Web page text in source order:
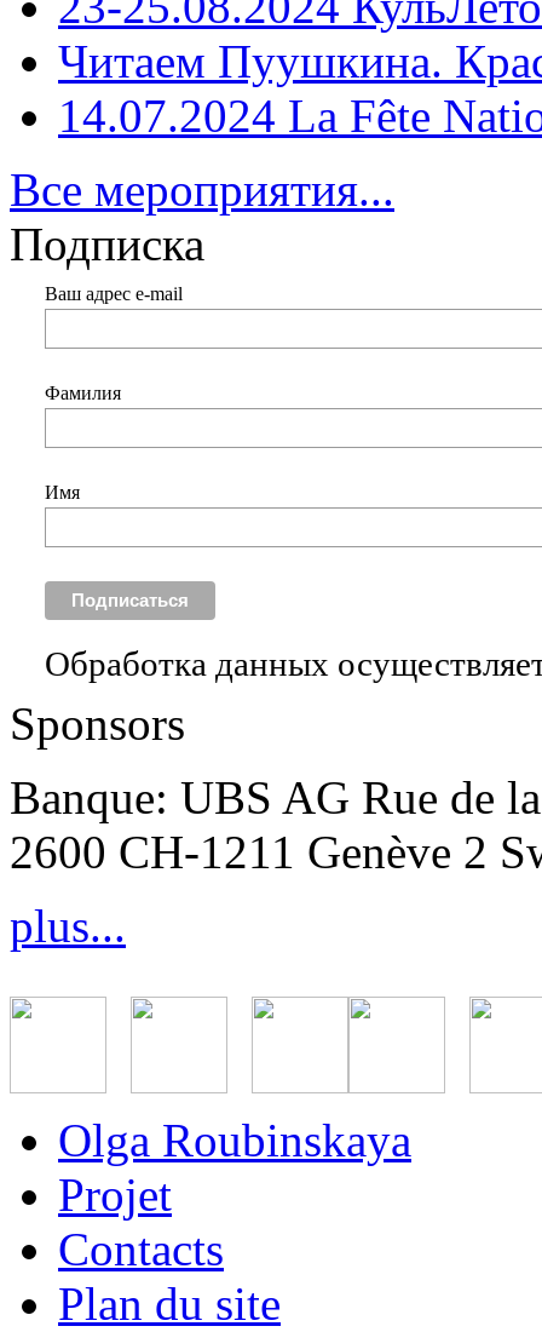
Читаем Пуушкина.
14.07.2024 La Fête
Все мероприятия...
Подписка
Ваш адрес e-mail
Фамилия
Имя
Обработка данных
Sponsors
Banque: UBS AG Rue de
2600 CH-1211 Genève 2
plus...
Olga Roubinskaya
Projet
Contacts
Plan du site